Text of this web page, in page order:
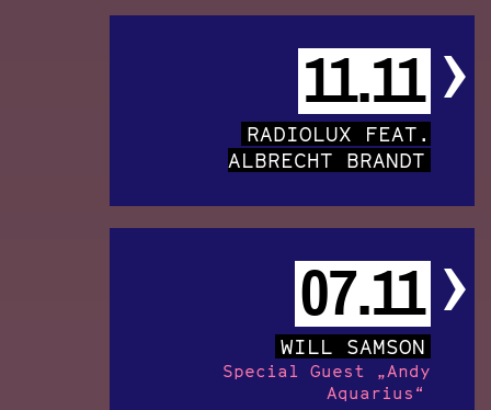
11.11
RADIOLUX FEAT.
ALBRECHT BRANDT
07.11
WILL SAMSON
Special Guest „Andy
Aquarius“